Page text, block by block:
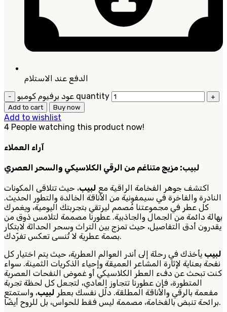
الدفع عند الاستلام
عود برفيوم كومبو quantity
Add to cart Buy now
Add to wishlist
4 People watching this product now!
آراء العملاء
لبيب: مزيج متناغم من الرقي الكلاسيكي والسحر العصري
اكتشف جوهر الفخامة الراقية مع لبيب، حيث تتلاقى المكونات
النادرة والفاخرة في سيمفونية من الأناقة الخالدة والتطور الحديث.
كل عطر في مجموعتنا مُصمم ليرتقي بتجربتك اليومية، ويغمرك
بهالة دائمة من الجمال والجاذبية. عطورنا مصممة لتلامس ذوق من
يقدرون أدق التفاصيل، حيث تمزج بين التراث وسحر الحداثة لابتكار
بصمة عطرية لا تُنسى تعكس تفرّدك.
لبيب يأخذك في رحلة إلى أندر العوالم العطرية، حيث يتم اختيار كل
نفحة بعناية لإثارة المشاعر العميقة وإحياء الذكريات الثمينة. سواء
كنت تبحث عن دفء العطر الكلاسيكي أو غموض النفحات العصرية
المتطورة، فإن عطورنا تتجاوز العادي، لتجعل كل لحظة تجربة
مفعمة بالرقي والأناقة المطلقة. دلّل نفسك بعطر لبيب، واستمتع
برائحة تنبض بالفخامة، مصممة ليس فقط للحواس، بل للروح أيضًا.